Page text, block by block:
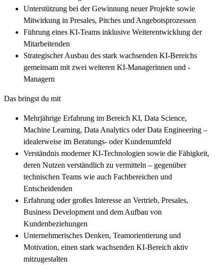
Unterstützung bei der Gewinnung neuer Projekte sowie
Mitwirkung in Presales, Pitches und Angebotsprozessen
Führung eines KI-Teams inklusive Weiterentwicklung der
Mitarbeitenden
Strategischer Ausbau des stark wachsenden KI-Bereichs
gemeinsam mit zwei weiteren KI-Managerinnen und -
Managern
Das bringst du mit
Mehrjährige Erfahrung im Bereich KI, Data Science,
Machine Learning, Data Analytics oder Data Engineering –
idealerweise im Beratungs- oder Kundenumfeld
Verständnis moderner KI-Technologien sowie die Fähigkeit,
deren Nutzen verständlich zu vermitteln – gegenüber
technischen Teams wie auch Fachbereichen und
Entscheidenden
Erfahrung oder großes Interesse an Vertrieb, Presales,
Business Development und dem Aufbau von
Kundenbeziehungen
Unternehmerisches Denken, Teamorientierung und
Motivation, einen stark wachsenden KI-Bereich aktiv
mitzugestalten